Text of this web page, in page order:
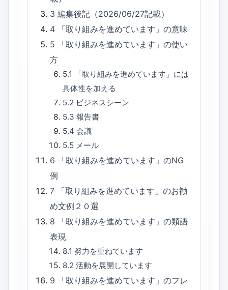
3編集後記（2026/06/27記載）
4
「取り組みを進めています」の意味
5
「取り組みを進めています」の使い
方
5.1
「取り組みを進めています」には
具体性を加える
5.2 ビジネスシーン
5.3 報告書
5.4 会議
5.5 メール
6
「取り組みを進めています」のNG
例
7
「取り組みを進めています」のお勧
め文例２０選
8
「取り組みを進めています」の類語
表現
8.1 努力を重ねています
8.2 活動を展開しています
9
「取り組みを進めています」のフレ